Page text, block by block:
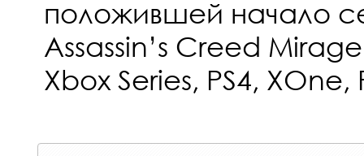
положившей начало
Assassin’s Creed
Xbox Series, PS4, XOne,